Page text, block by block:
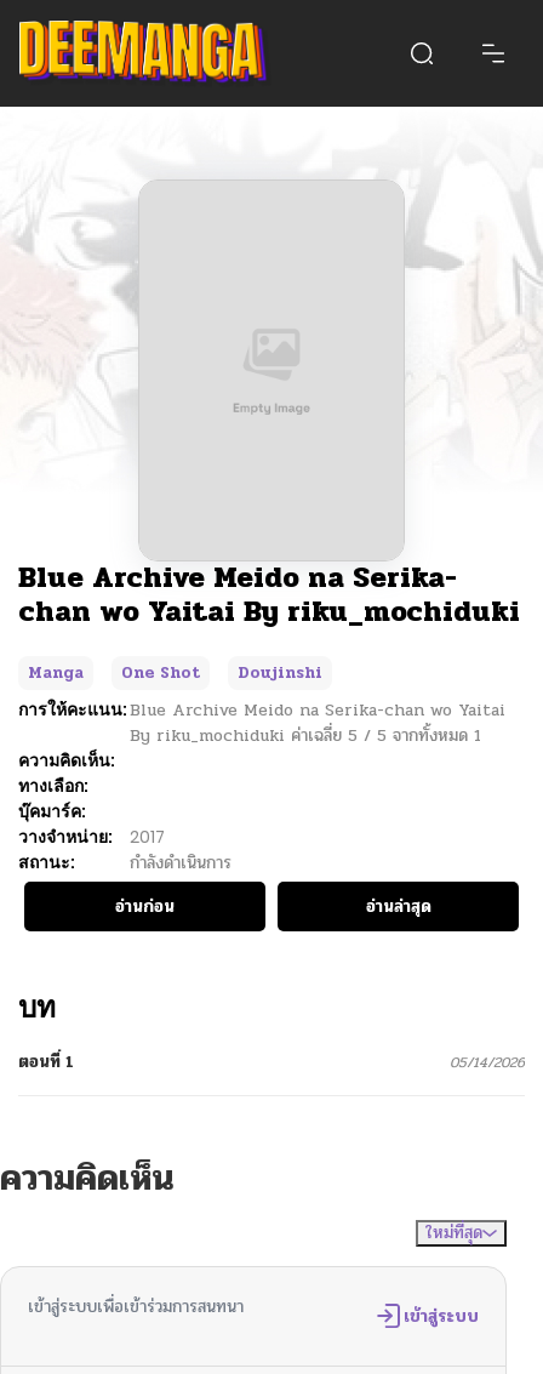
Blue Archive Meido na Serika-
chan wo Yaitai By riku_mochiduki
Manga One Shot
Doujinshi
การให้คะแนน:Blue Archive Meido na Serika-chan wo Yaitai
By riku_mochiduki ค่าเฉลี่ย 5 / 5 จากทั้งหมด 1
ความคิดเห็น:
ทางเลือก:
บุ๊คมาร์ค:
วางจำหน่าย:
2017
สถานะ:
กำลังดำเนินการ
อ่านก่อน
อ่านล่าสุด
บท
ตอนที่ 1 05/14/2026
ความคิดเห็น
ใหม่ที่สุด
เข้าสู่ระบบเพื่อเข้าร่วมการสนทนา เข้าสู่ระบบ